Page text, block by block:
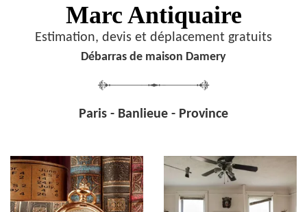
Marc Antiquaire
Estimation, devis et déplacement gratuits
Débarras de maison Damery
Paris - Banlieue - Province